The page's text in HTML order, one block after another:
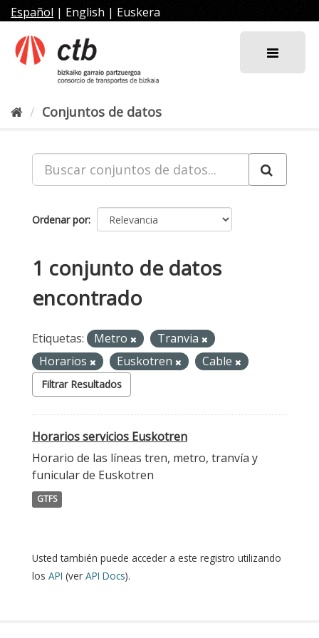
al
contenido
Español | English | Euskera
Conjuntos de datos
Ordenar por
1 conjunto de datos
encontrado
Etiquetas: Metro
Tranvia
Horarios
Euskotren Cable
Filtrar Resultados
Horarios servicios Euskotren
Horario de las líneas tren, metro, tranvía y
funicular de Euskotren
GTFS
Usted también puede acceder a este registro utilizando
los API (ver API Docs).